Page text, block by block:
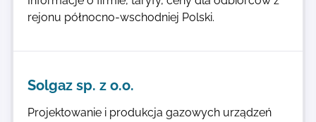
rejonu północno-wschodniej Polski.
Solgaz sp. z o.o.
Projektowanie i produkcja gazowych urządzeń